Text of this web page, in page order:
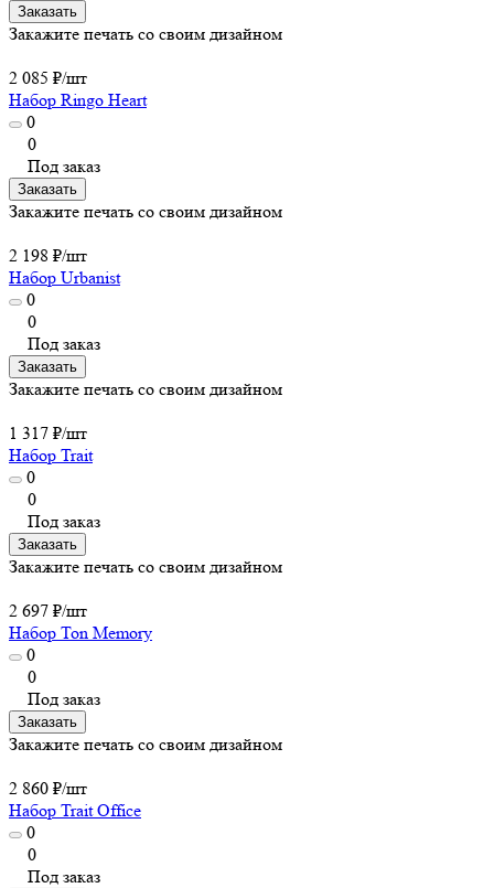
Заказать
Закажите печать со своим дизайном
2 085 ₽/шт
Набор Ringo Heart
0
0
Под заказ
Заказать
Закажите печать со своим дизайном
2 198 ₽/шт
Набор Urbanist
0
0
Под заказ
Заказать
Закажите печать со своим дизайном
1 317 ₽/шт
Набор Trait
0
0
Под заказ
Заказать
Закажите печать со своим дизайном
2 697 ₽/шт
Набор Ton Memory
0
0
Под заказ
Заказать
Закажите печать со своим дизайном
2 860 ₽/шт
Набор Trait Office
0
0
Под заказ